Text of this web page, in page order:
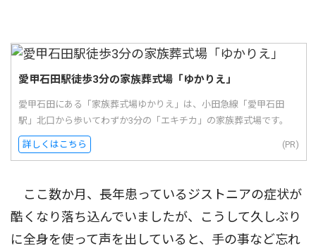
愛甲石田駅徒歩3分の家族葬式場「ゆかりえ」
愛甲石田にある「家族葬式場ゆかりえ」は、小田急線「愛甲石田
駅」北口から歩いてわずか3分の「エキチカ」の家族葬式場です。
詳しくはこちら (PR)
ここ数か月、長年患っているジストニアの症状が
酷くなり落ち込んでいましたが、こうして久しぶり
に全身を使って声を出していると、手の事など忘れ